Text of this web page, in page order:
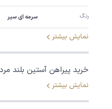
رنگ سرمه ای سیر
نمایش بیشتر
خرید پیراهن آستین بلند مردانه طرح ساده از جنس صد در
نمایش بیشتر